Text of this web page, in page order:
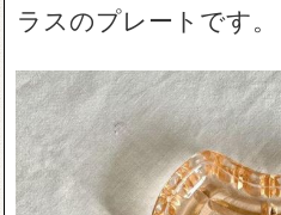
ラスのプレートです。